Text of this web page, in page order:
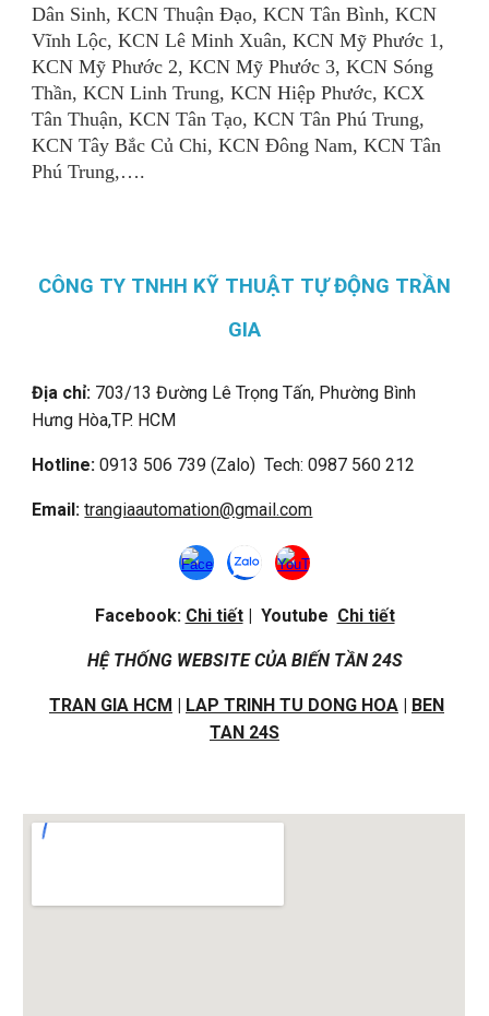
Dân Sinh, KCN Thuận Đạo, KCN Tân Bình, KCN
Vĩnh Lộc, KCN Lê Minh Xuân, KCN Mỹ Phước 1,
KCN Mỹ Phước 2, KCN Mỹ Phước 3, KCN Sóng
Thần, KCN Linh Trung, KCN Hiệp Phước, KCX
Tân Thuận, KCN Tân Tạo, KCN Tân Phú Trung,
KCN Tây Bắc Củ Chi, KCN Đông Nam, KCN Tân
Phú Trung,….
CÔNG TY TNHH KỸ THUẬT TỰ ĐỘNG TRẦN
GIA
Địa chỉ: 703/13 Đường Lê Trọng Tấn, Phường Bình
Hưng Hòa,TP. HCM
Hotline: 0913 506 739 (Zalo) Tech: 0987 560 212
Email:trangiaautomation@gmail.com
Facebook: Chi tiết| Youtube Chi tiết
HỆ THỐNG WEBSITE CỦA BIẾN TẦN 24S
TRAN GIA HCM | LAP TRINH TU DONG HOA | BEN
TAN 24S